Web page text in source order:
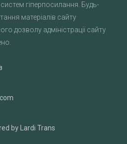
гіперпосилання. Будь-
матеріалів сайту
дозволу адміністрації сайту
by Lardi Trans